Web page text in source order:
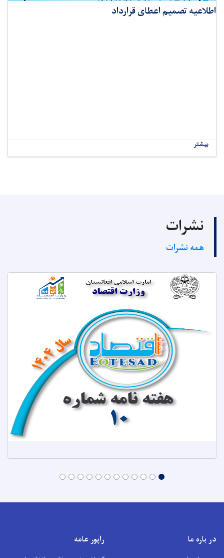
اطلاعیه تصمیم اعطای قرارداد
بیشتر
نشرات
همه نشرات
در باره ما راپور عامه